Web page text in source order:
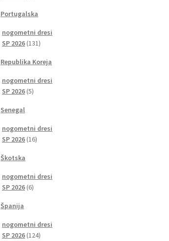
Portugalska
nogometni dresi
SP 2026 131131
Republika Koreja
nogometni dresi
SP 2026 55
Senegal
nogometni dresi
SP 2026 1616
Škotska
nogometni dresi
SP 2026 66
Španija
nogometni dresi
SP 2026 124124